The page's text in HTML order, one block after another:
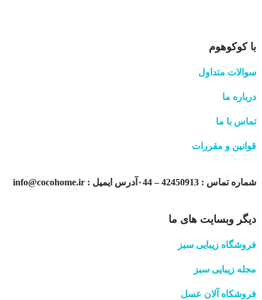
با کوکوهوم
سوالات متداول
درباره ما
تماس با ما
قوانین و مقررات
شماره تماس : 42450913 – ۰44آدرس ایمیل : info@cocohome.ir
دیگر وبسایت های ما
فروشگاه زیبایی سبز
مجله زیبایی سبز
فروشکاه آلان عسل